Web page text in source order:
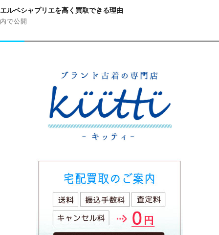
稿
ナ
ゲ
エルベシャプリエを高く買取できる理由
内で公開